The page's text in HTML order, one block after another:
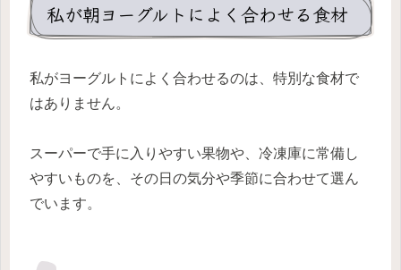
私が朝ヨーグルトによく合わせる食材
私がヨーグルトによく合わせるのは、特別な食材で
はありません。
スーパーで手に入りやすい果物や、冷凍庫に常備し
やすいものを、その日の気分や季節に合わせて選ん
でいます。